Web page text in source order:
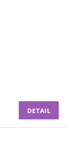
DETAIL